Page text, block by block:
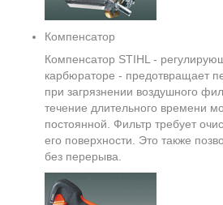
Компенсатор
Компенсатор STIHL -
карбюраторе - предотвращает
при загрязнении воздушного
течение длительного времени
постоянной. Фильтр требует
его поверхности. Это также
без перерыва.